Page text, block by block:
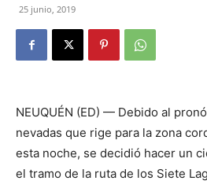
25 junio, 2019
NEUQUÉN (ED) — Debido al
nevadas que rige para la zona
esta noche, se decidió hacer un
el tramo de la ruta de los Siete